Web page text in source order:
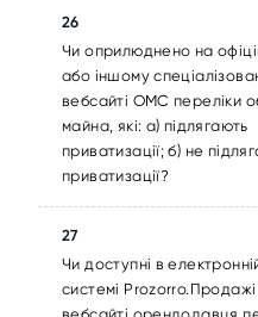
26
Чи оприлюднено на
або іншому
вебсайті ОМС переліки
майна, які: а) підлягають
приватизації; б) не
приватизації?
27
Чи доступні в
системі